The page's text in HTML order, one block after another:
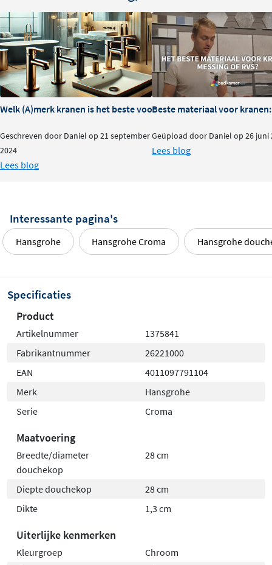
Hansgrohe collectie voor een compleet, stijlvol geheel.
Welk (A)merk kranen is het beste voor je badkamer?
Geschreven door Daniel op 21 september
2024
Lees blog
Beste materiaal voor kranen:
Geüpload door Daniel op 26 juni
Lees blog
Interessante pagina's
Hansgrohe Hansgrohe Croma Hansgrohe
Specificaties
Product
Artikelnummer
1375841
Fabrikantnummer
26221000
EAN
4011097791104
Merk
Hansgrohe
Serie
Croma
Maatvoering
Breedte/diameter
douchekop
28 cm
Diepte douchekop
28 cm
Dikte
1,3 cm
Uiterlijke kenmerken
Kleurgroep
Chroom